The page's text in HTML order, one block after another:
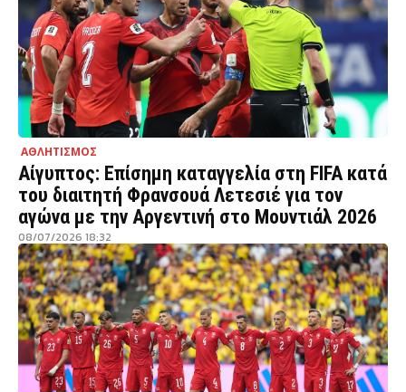
ΑΘΛΗΤΙΣΜΟΣ
Αίγυπτος: Επίσημη καταγγελία στη FIFA κατά
του διαιτητή Φρανσουά Λετεσιέ για τον
αγώνα με την Αργεντινή στο Μουντιάλ 2026
08/07/2026 18:32